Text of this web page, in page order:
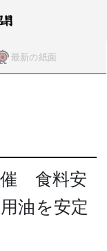
最新の紙面
催 食料安
油を安定